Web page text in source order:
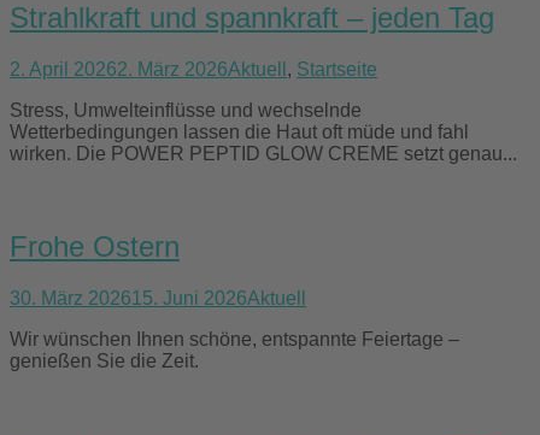
Strahlkraft und spannkraft – jeden Tag
2. April 20262. März 2026Aktuell , Startseite
Stress, Umwelteinflüsse und wechselnde
Wetterbedingungen lassen die Haut oft müde und fahl
wirken. Die POWER PEPTID GLOW CREME setzt genau...
Frohe Ostern
30. März 202615. Juni 2026Aktuell
Wir wünschen Ihnen schöne, entspannte Feiertage –
genießen Sie die Zeit.